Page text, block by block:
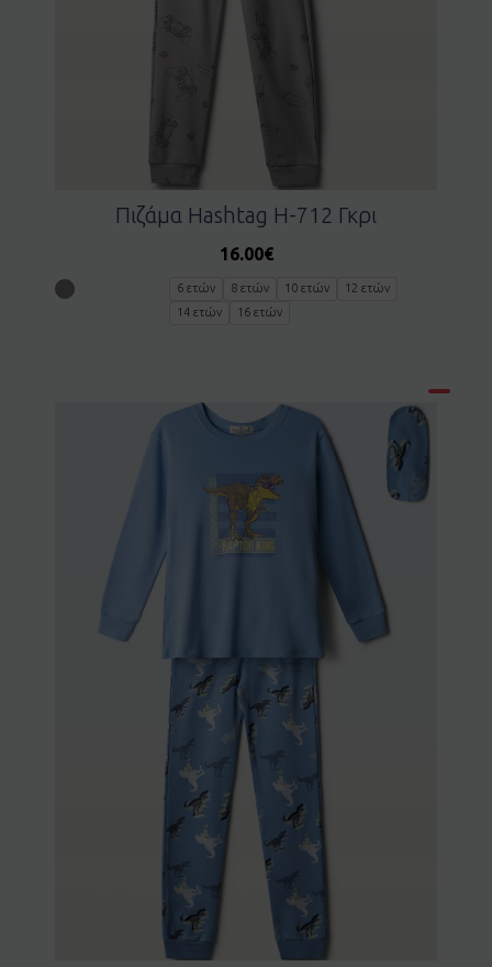
Πιζάμα Ηashtag H-712 Γκρι
16.00€
6 ετών 8 ετών 10 ετών
12 ετών
14 ετών
16 ετών